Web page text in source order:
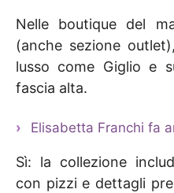
Nelle boutique del
(anche sezione
lusso come Giglio e
fascia alta.
Elisabetta Franchi fa
Sì: la collezione
con pizzi e dettagli